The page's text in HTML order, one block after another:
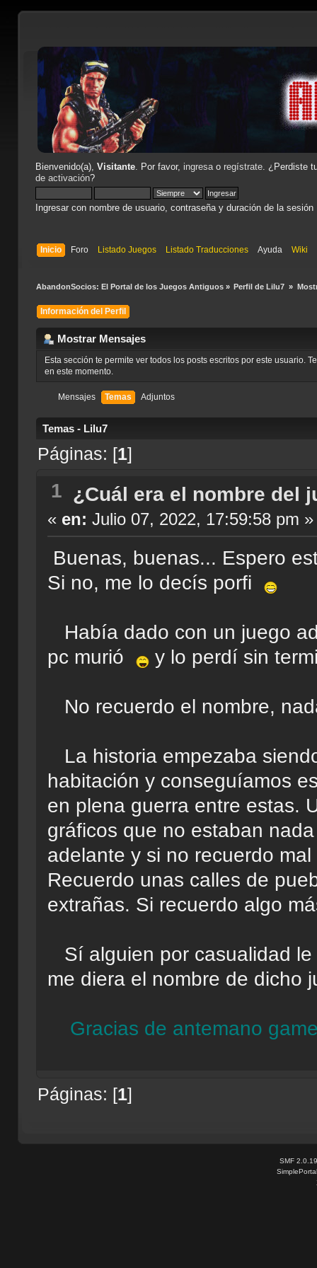
Bienvenido(a), Visitante. Por favor, ingresao regístrate. ¿Perdiste
de activación?
Ingresar con nombre de usuario, contraseña y duración de la sesión
Inicio Foro Listado Juegos Listado Traducciones Ayuda Wiki
AbandonSocios: El Portal de los Juegos Antiguos» Perfil de Lilu7 »
Información del Perfil
Mostrar Mensajes
Esta sección te permite ver todos los posts escritos por este usuario.
en este momento.
Mensajes Temas Adjuntos
Temas - Lilu7
Páginas: [1]
1 ¿Cuál era el nombre del
« en: Julio 07, 2022, 17:59:58 pm »
Buenas, buenas... Espero
Si no, me lo decís porfi
Había dado con un juego
pc murió
y lo perdí sin
No recuerdo el nombre,
La historia empezaba
habitación y conseguíamos
en plena guerra entre estas.
gráficos que no estaban
adelante y si no recuerdo
Recuerdo unas calles de
extrañas. Si recuerdo algo
Sí alguien por casualidad
me diera el nombre de dicho
Gracias de antemano
Páginas: [1]
SMF 2.0.19